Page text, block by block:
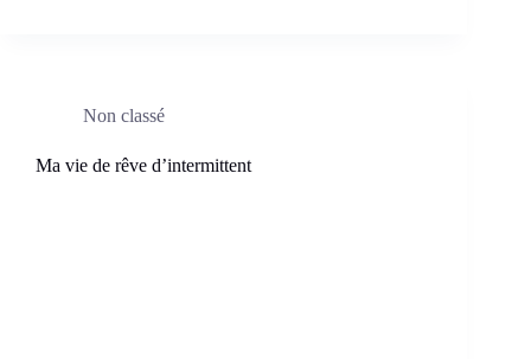
Non classé
Ma vie de rêve d’intermittent